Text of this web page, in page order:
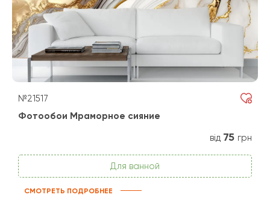
№21517
Фотообои Мраморное сияние
від 75 грн
Для ванной
СМОТРЕТЬ ПОДРОБНЕЕ